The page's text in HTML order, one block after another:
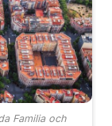
Familia och